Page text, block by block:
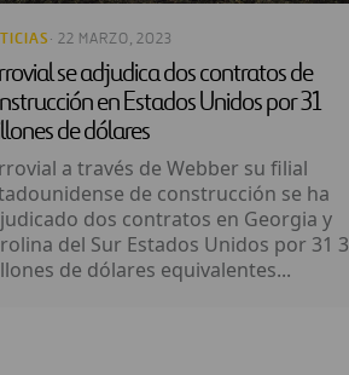
· 22 MARZO, 2023
se adjudica dos contratos de
en Estados Unidos por 31
de dólares
a través de Webber su filial
de construcción se ha
dos contratos en Georgia y
del Sur Estados Unidos por 31 3
de dólares equivalentes...